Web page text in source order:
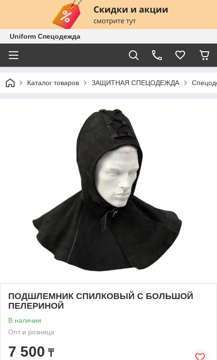
Uniform Спецодежда
Каталог товаров ЗАЩИТНАЯ СПЕЦОДЕЖДА
ПОДШЛЕМНИК СПИЛКОВЫЙ С БОЛЬШОЙ
ПЕЛЕРИНОЙ
В наличии
Опт и розница
7 500 ₸